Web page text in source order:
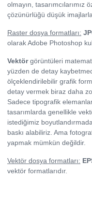
olmayın, tasarımcılarımız
çözünürlüğü düşük
Raster dosya formatları:
olarak Adobe Photoshop
Vektörgörüntüleri
yüzden de detay
ölçeklendirilebilir grafik
detay vermek biraz daha
Sadece tipografik
tasarımlarda genellikle
istediğimiz
baskı alabiliriz. Ama
yapmak mümkün değildir.
Vektör dosya formatları:
vektör formatlarıdır.